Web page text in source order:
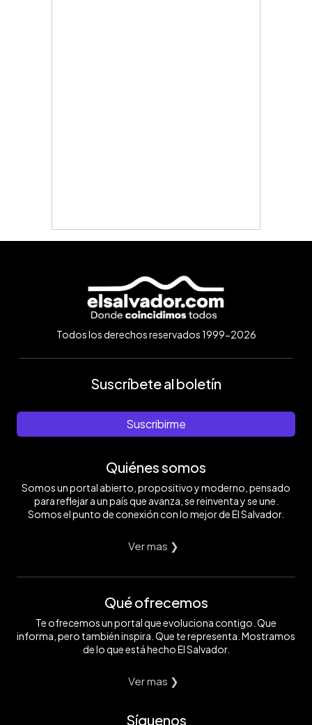
Todos los derechos reservados 1999-2026
Suscríbete al boletín
Suscribirme
Quiénes somos
Somos un portal abierto, propositivo y moderno, pensado
para reflejar a un país que avanza, se reinventa y se une.
Somos el punto de conexión con lo mejor de El Salvador.
Ver mas ❯
Qué ofrecemos
Te ofrecemos un portal que evoluciona contigo. Que
informa, pero también inspira. Que te representa. Mostramos
de lo que está hecho El Salvador.
Ver mas ❯
Síguenos